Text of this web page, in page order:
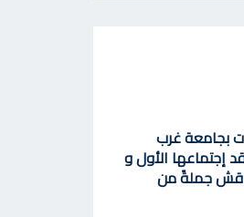
بجامعة غرب
إجتماعها الأول و
جملةً من